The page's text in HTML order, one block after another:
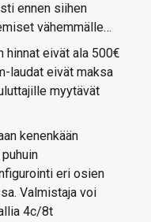
ennen siihen
vähemmälle…
hinnat eivät ala 500€
laudat eivät maksa
myytävät
kenenkään
eri osien
Valmistaja voi
4c/8t